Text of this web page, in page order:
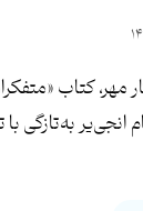
مهر، کتاب
انجی‌یر به‌تازگی